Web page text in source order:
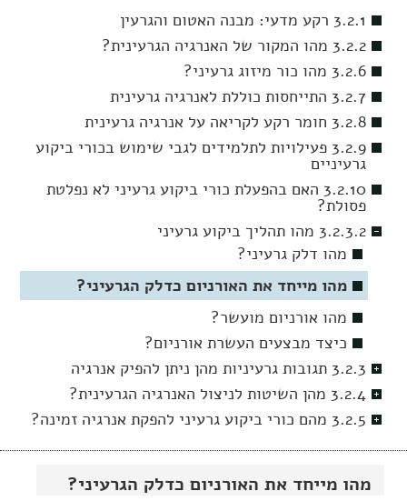
מהו מייחד את האורניום כדלק הגרעיני?
3.2.1 רקע מדעי: מבנה האטום והגרעין
3.2.2 מהו המקור של האנרגיה הגרעינית?
3.2.6 מהו כור מיזוג גרעיני?
3.2.7 התייחסות כוללת לאנרגיה גרעינית
3.2.8 חומר רקע לקריאה על אנרגיה גרעינית
3.2.9 פעילויות לתלמידים לגבי שימוש בכורי ביקוע
גרעיניים
3.2.10 האם בהפעלת כורי ביקוע גרעיני לא נפלטת
פסולת?
3.2.3.2 מהו תהליך ביקוע גרעיני
מהו דלק גרעיני?
מהו מייחד את האורניום כדלק הגרעיני?
מהו אורניום מועשר?
כיצד מבצעים העשרת אורניום?
3.2.3 תגובות גרעיניות מהן ניתן להפיק אנרגיה
3.2.4 מהן השיטות לניצול האנרגיה הגרעינית?
3.2.5 מהם כורי ביקוע גרעיני להפקת אנרגיה זמינה?